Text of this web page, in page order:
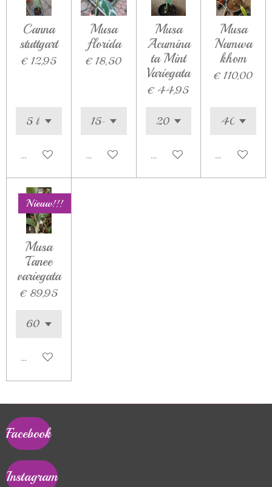
Canna
stuttgart
€ 12,95
In winkelwagen
Musa
florida
€ 18,50
Houd mij op de hoogte
Musa
Acumina
ta Mint
Variegata
€ 44,95
Houd mij op de hoogte
Musa
Namwa
khom
€ 110,00
In
Nieuw!!!
Musa
Tanee
variegata
€ 89,95
In winkelwagen
Facebook
Instagram